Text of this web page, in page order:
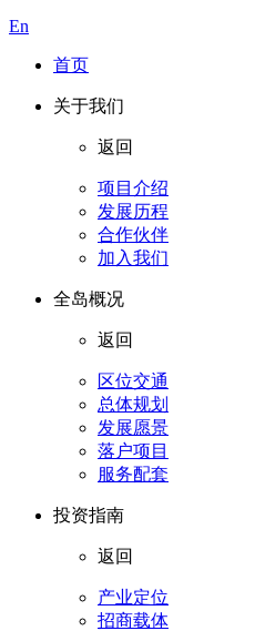
En
首页
关于我们
返回
项目介绍
发展历程
合作伙伴
加入我们
全岛概况
返回
区位交通
总体规划
发展愿景
落户项目
服务配套
投资指南
返回
产业定位
招商载体